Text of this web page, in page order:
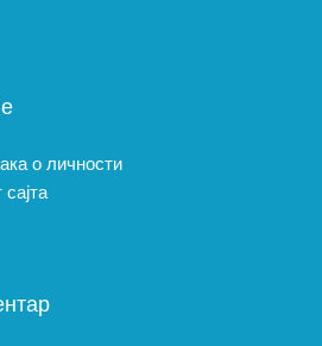
о личности